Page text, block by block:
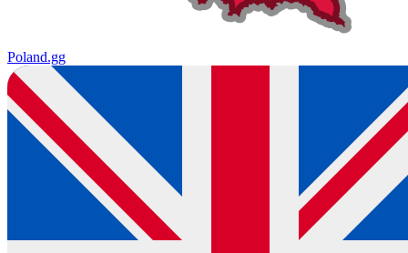
Poland.gg